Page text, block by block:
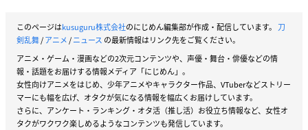
このページはkusuguru株式会社のにじめん編集部が作成・配信しています。 刀
剣乱舞/アニメ/ニュース の最新情報はリンク先をご覧ください。
アニメ・ゲーム・漫画などの2次元コンテンツや、声優・舞台・俳優などの情
報・話題をお届けする情報メディア「にじめん」。
女性向けアニメをはじめ、少年アニメやキャラクター作品、VTuberなどストリー
マーにも幅を広げ、オタクが気になる情報を幅広くお届けしています。
さらに、アンケート・ランキング・オタ活（推し活）お役立ち情報など、女性オ
タクがワクワク楽しめるようなコンテンツも発信しています。